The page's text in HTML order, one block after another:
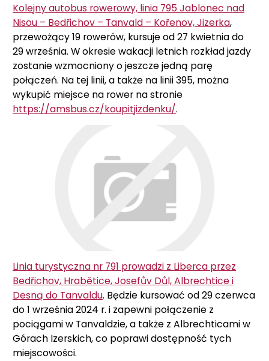
Kolejny autobus rowerowy, linia 795 Jablonec nad
Nisou – Bedřichov – Tanvald – Kořenov, Jizerka,
przewożący 19 rowerów, kursuje od 27 kwietnia do
29 września. W okresie wakacji letnich rozkład jazdy
zostanie wzmocniony o jeszcze jedną parę
połączeń. Na tej linii, a także na linii 395, można
wykupić miejsce na rower na stronie
https://amsbus.cz/koupitjizdenku/.
Linia turystyczna nr 791 prowadzi z Liberca przez
Bedřichov, Hrabětice, Josefův Důl, Albrechtice i
Desną do Tanvaldu. Będzie kursować od 29 czerwca
do 1 września 2024 r. i zapewni połączenie z
pociągami w Tanvaldzie, a także z Albrechticami w
Górach Izerskich, co poprawi dostępność tych
miejscowości.